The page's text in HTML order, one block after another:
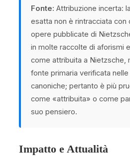
Fonte: Attribuzione incerta:
esatta non è rintracciata con
opere pubblicate di
in molte raccolte di aforismi
come attribuita a Nietzsche,
fonte primaria verificata
canoniche; pertanto è più
come «attribuita» o come
suo pensiero.
Impatto e Attualità